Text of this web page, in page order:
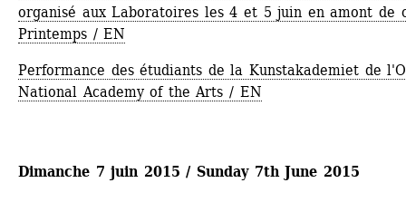
organisé aux Laboratoires les 4 et 5 juin en amont de
Printemps / EN
Performance des étudiants de la Kunstakademiet de
National Academy of the Arts / EN
Dimanche 7 juin 2015 / Sunday 7th June 2015